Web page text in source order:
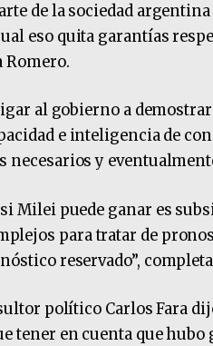
de la sociedad
eso quita garantías
Romero.
al gobierno a
e inteligencia de
necesarios y
Milei puede ganar es
para tratar de
reservado”,
político Carlos Fara
tener en cuenta que